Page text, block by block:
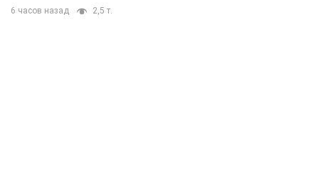
6 часов назад 2,5 т.